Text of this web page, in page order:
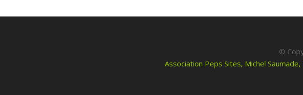
©
Association Peps Sites, Michel